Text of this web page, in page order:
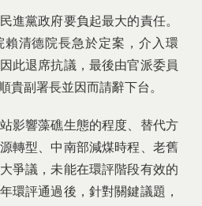
進黨政府要負起最大的責任。
賴清德院長急於定案，介入環
此退席抗議，最後由官派委員
貴副署長並因而請辭下台。
影響藻礁生態的程度、替代方
轉型、中南部減煤時程、老舊
爭議，未能在環評階段有效的
環評通過後，針對關鍵議題，